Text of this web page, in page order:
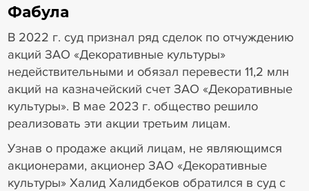
Фабула
В 2022 г. суд признал ряд сделок по отчуждению
акций ЗАО «Декоративные культуры»
недействительными и обязал перевести 11,2 млн
акций на казначейский счет ЗАО «Декоративные
культуры». В мае 2023 г. общество решило
реализовать эти акции третьим лицам.
Узнав о продаже акций лицам, не являющимся
акционерами, акционер ЗАО «Декоративные
культуры» Халид Халидбеков обратился в суд с